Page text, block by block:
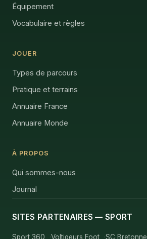
Équipement
Vocabulaire et règles
JOUER
Types de parcours
Pratique et terrains
Annuaire France
Annuaire Monde
À PROPOS
Qui sommes-nous
Journal
SITES PARTENAIRES — SPORT
Sport 360 Voltigeurs Foot SC Bretonne